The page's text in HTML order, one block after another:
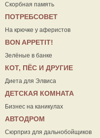
Скорбная память
ПОТРЕБСОВЕТ
На крючке у аферистов
ВON APPETIT!
Зелёные в банке
КОТ, ПЁС И ДРУГИЕ
Диета для Элвиса
ДЕТСКАЯ КОМНАТА
Бизнес на каникулах
АВТОДРОМ
Сюрприз для дальнобойщиков